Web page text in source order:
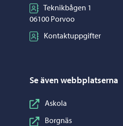
Teknikbågen 1
06100 Porvoo
Kontaktuppgifter
Se även webbplatserna
Askola
Borgnäs